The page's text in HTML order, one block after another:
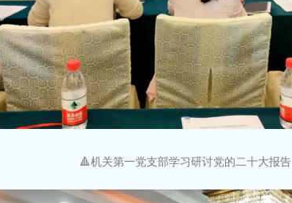
🔺机关第一党支部学习研讨党的二十大报告